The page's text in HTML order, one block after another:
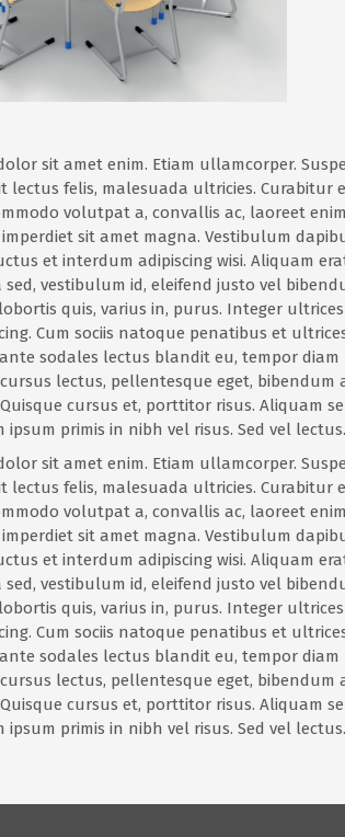
sit amet enim. Etiam ullamcorper.
lectus felis, malesuada ultricies.
volutpat a, convallis ac, laoreet
sit amet magna. Vestibulum
et interdum adipiscing wisi. Aliquam
vestibulum id, eleifend justo vel
quis, varius in, purus. Integer
Cum sociis natoque penatibus et
sodales lectus blandit eu, tempor diam
lectus, pellentesque eget, bibendum
cursus et, porttitor risus. Aliquam
ipsum primis in nibh vel risus. Sed vel
sit amet enim. Etiam ullamcorper.
lectus felis, malesuada ultricies.
volutpat a, convallis ac, laoreet
sit amet magna. Vestibulum
et interdum adipiscing wisi. Aliquam
vestibulum id, eleifend justo vel
quis, varius in, purus. Integer
Cum sociis natoque penatibus et
sodales lectus blandit eu, tempor diam
lectus, pellentesque eget, bibendum
cursus et, porttitor risus. Aliquam
ipsum primis in nibh vel risus. Sed vel